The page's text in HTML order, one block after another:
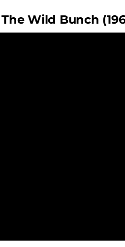
Wild Bunch